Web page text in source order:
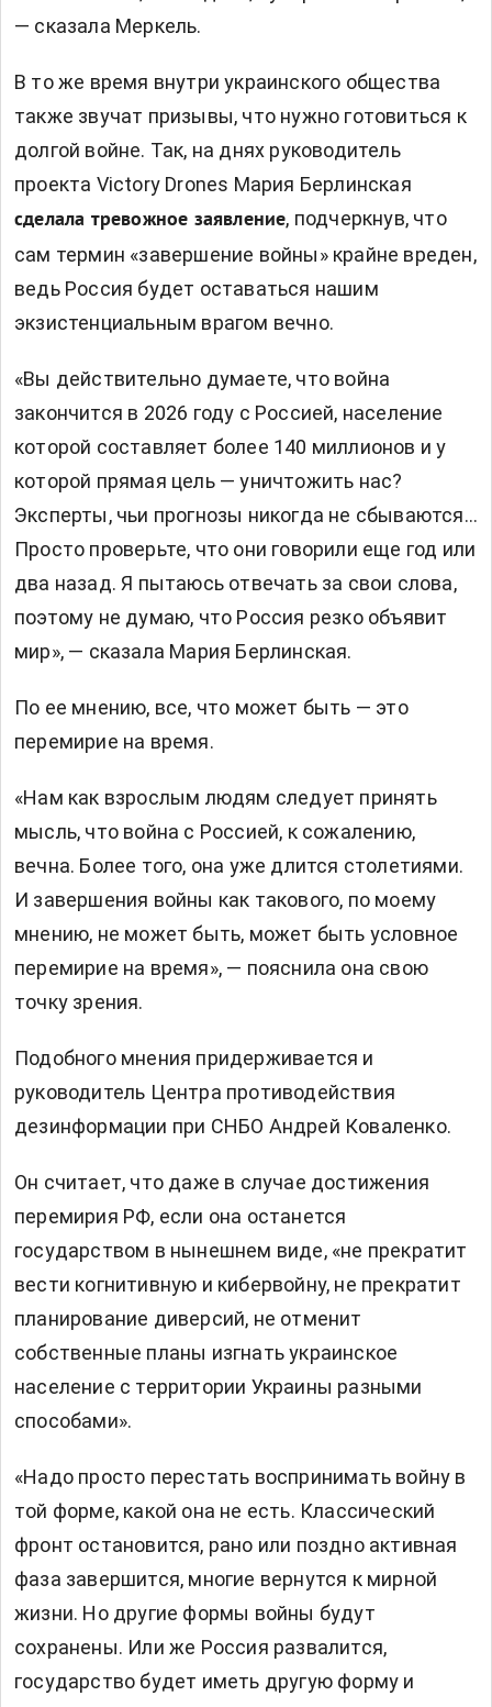
— сказала Меркель.
В то же время внутри украинского общества
также звучат призывы, что нужно готовиться к
долгой войне. Так, на днях руководитель
проекта Victory Drones Мария Берлинская
сделала тревожное заявление, подчеркнув, что
сам термин «завершение войны» крайне вреден,
ведь Россия будет оставаться нашим
экзистенциальным врагом вечно.
«Вы действительно думаете, что война
закончится в 2026 году с Россией, население
которой составляет более 140 миллионов и у
которой прямая цель — уничтожить нас?
Эксперты, чьи прогнозы никогда не сбываются…
Просто проверьте, что они говорили еще год или
два назад. Я пытаюсь отвечать за свои слова,
поэтому не думаю, что Россия резко объявит
мир», — сказала Мария Берлинская.
По ее мнению, все, что может быть — это
перемирие на время.
«Нам как взрослым людям следует принять
мысль, что война с Россией, к сожалению,
вечна. Более того, она уже длится столетиями.
И завершения войны как такового, по моему
мнению, не может быть, может быть условное
перемирие на время», — пояснила она свою
точку зрения.
Подобного мнения придерживается и
руководитель Центра противодействия
дезинформации при СНБО Андрей Коваленко.
Он считает, что даже в случае достижения
перемирия РФ, если она останется
государством в нынешнем виде, «не прекратит
вести когнитивную и кибервойну, не прекратит
планирование диверсий, не отменит
собственные планы изгнать украинское
население с территории Украины разными
способами».
«Надо просто перестать воспринимать войну в
той форме, какой она не есть. Классический
фронт остановится, рано или поздно активная
фаза завершится, многие вернутся к мирной
жизни. Но другие формы войны будут
сохранены. Или же Россия развалится,
государство будет иметь другую форму и